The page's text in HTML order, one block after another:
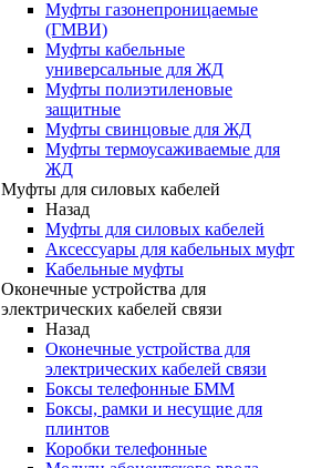
Муфты газонепроницаемые
(ГМВИ)
Муфты кабельные
универсальные для ЖД
Муфты полиэтиленовые
защитные
Муфты свинцовые для ЖД
Муфты термоусаживаемые для
ЖД
Муфты для силовых кабелей
Назад
Муфты для силовых кабелей
Аксессуары для кабельных муфт
Кабельные муфты
Оконечные устройства для
электрических кабелей связи
Назад
Оконечные устройства для
электрических кабелей связи
Боксы телефонные БММ
Боксы, рамки и несущие для
плинтов
Коробки телефонные